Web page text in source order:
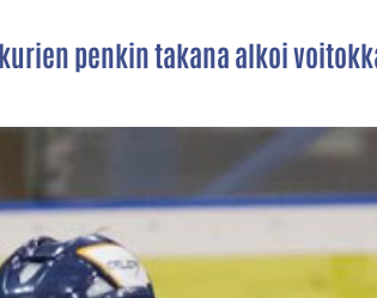
penkin takana alkoi